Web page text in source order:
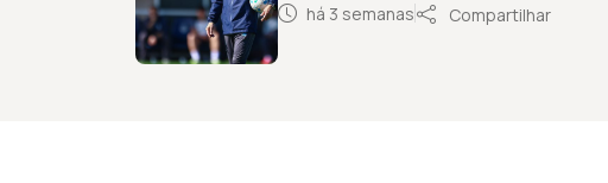
há 3 semanas Compartilhar